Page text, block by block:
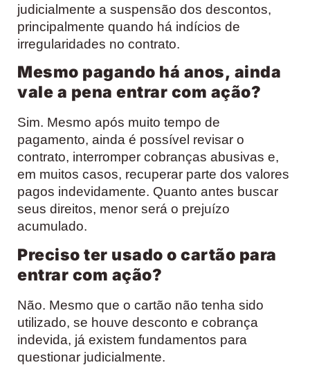
judicialmente a suspensão dos descontos,
principalmente quando há indícios de
irregularidades no contrato.
Mesmo pagando há anos, ainda
vale a pena entrar com ação?
Sim. Mesmo após muito tempo de
pagamento, ainda é possível revisar o
contrato, interromper cobranças abusivas e,
em muitos casos, recuperar parte dos valores
pagos indevidamente. Quanto antes buscar
seus direitos, menor será o prejuízo
acumulado.
Preciso ter usado o cartão para
entrar com ação?
Não. Mesmo que o cartão não tenha sido
utilizado, se houve desconto e cobrança
indevida, já existem fundamentos para
questionar judicialmente.